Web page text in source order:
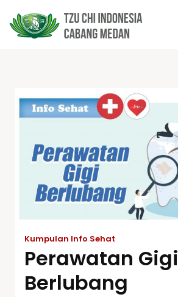
Kumpulan Info Sehat
Perawatan Gigi
Berlubang